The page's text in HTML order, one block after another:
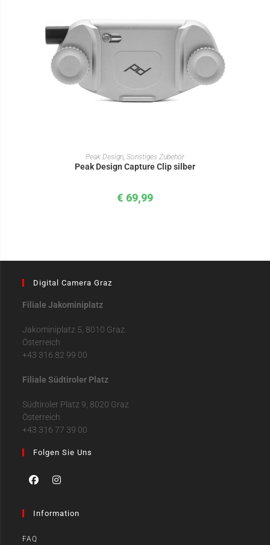
IN DEN WARENKORB
Peak Design, Sonstiges Zubehör
Peak Design Capture Clip silber
€ 69,99
Digital Camera Graz
Filiale Jakominiplatz
Jakominiplatz 5, 8010 Graz
Österreich
+43 316 82 99 00
Filiale Südtiroler Platz
Südtiroler Platz 9, 8020 Graz
Österreich
+43 316 77 39 00
Folgen Sie Uns
Information
FAQ